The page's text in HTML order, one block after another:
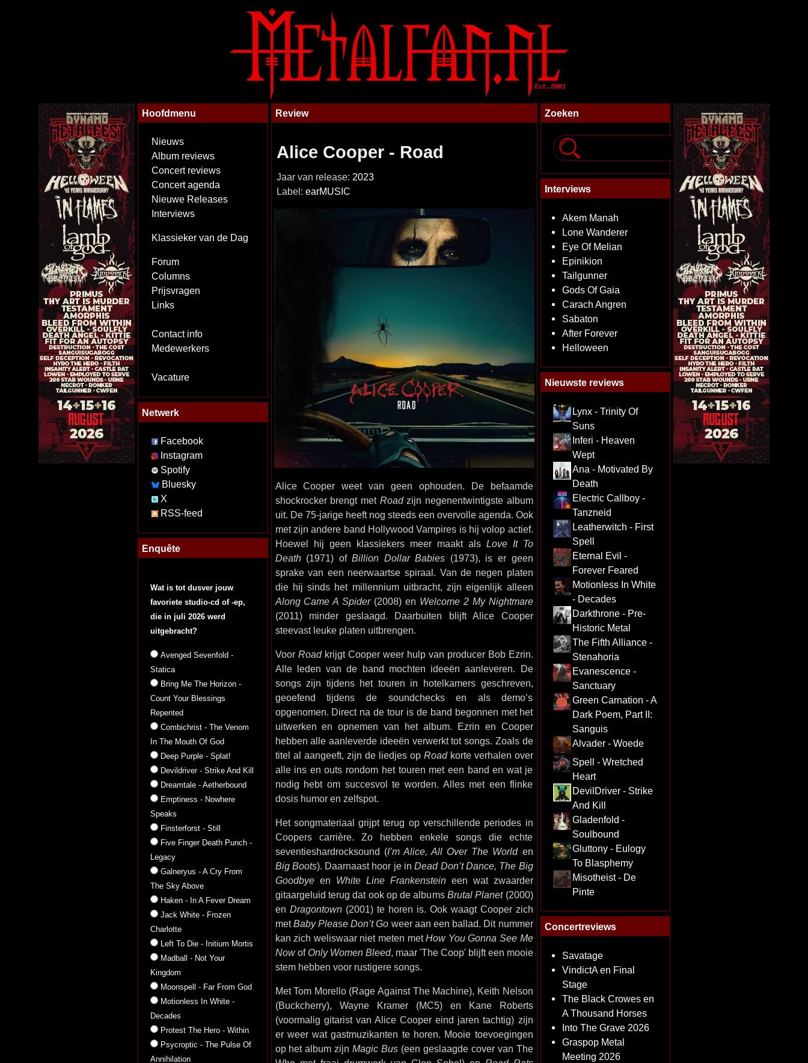
Hoofdmenu
Nieuws
Album reviews
Concert reviews
Concert agenda
Nieuwe Releases
Interviews
Klassieker van de Dag
Forum
Columns
Prijsvragen
Links
Contact info
Medewerkers
Vacature
Netwerk
Facebook
Instagram
Spotify
Bluesky
X
RSS-feed
Enquête
Wat is tot dusver jouw
favoriete studio-cd of -ep,
die in juli 2026 werd
uitgebracht?
Avenged Sevenfold -
Statica
Bring Me The Horizon -
Count Your Blessings
Repented
Combichrist - The Venom
In The Mouth Of God
Deep Purple - Splat!
Devildriver - Strike And Kill
Dreamtale - Aetherbound
Emptiness - Nowhere
Speaks
Finsterforst - Still
Five Finger Death Punch -
Legacy
Galneryus - A Cry From
The Sky Above
Haken - In A Fever Dream
Jack White - Frozen
Charlotte
Left To Die - Initium Mortis
Madball - Not Your
Kingdom
Moonspell - Far From God
Motionless In White -
Decades
Protest The Hero - Within
Psycroptic - The Pulse Of
Annihilation
Review
Alice Cooper - Road
Jaar van release: 2023
Label: earMUSIC
Alice Cooper weet van geen ophouden. De befaamde
shockrocker brengt met Roadzijn negenentwintigste album
uit. De 75-jarige heeft nog steeds een overvolle agenda. Ook
met zijn andere band Hollywood Vampires is hij volop actief.
Hoewel hij geen klassiekers meer maakt als Love It To
Death(1971) ofBillion Dollar Babies (1973), is er geen
sprake van een neerwaartse spiraal. Van de negen platen
die hij sinds het millennium uitbracht, zijn eigenlijk alleen
Along Came A Spider(2008) en Welcome 2 My Nightmare
(2011) minder geslaagd. Daarbuiten blijft Alice Cooper
steevast leuke platen uitbrengen.
Voor Roadkrijgt Cooper weer hulp van producer Bob Ezrin.
Alle leden van de band mochten ideeën aanleveren. De
songs zijn tijdens het touren in hotelkamers geschreven,
geoefend tijdens de soundchecks en als demo’s
opgenomen. Direct na de tour is de band begonnen met het
uitwerken en opnemen van het album. Ezrin en Cooper
hebben alle aanleverde ideeën verwerkt tot songs. Zoals de
titel al aangeeft, zijn de liedjes op Roadkorte verhalen over
alle ins en outs rondom het touren met een band en wat je
nodig hebt om succesvol te worden. Alles met een flinke
dosis humor en zelfspot.
Het songmateriaal grijpt terug op verschillende periodes in
Coopers carrière. Zo hebben enkele songs die echte
seventieshardrocksound (I’m Alice, All Over The Worlden
Big Boots). Daarnaast hoor je inDead Don’t Dance, The Big
Goodbyeen White Line Frankensteineen wat zwaarder
gitaargeluid terug dat ook op de albums Brutal Planet(2000)
en Dragontown(2001) te horen is. Ook waagt Cooper zich
metBaby Please Don’t Go weer aan een ballad. Dit nummer
kan zich weliswaar niet meten metHow You Gonna See Me
Nowof Only Women Bleed, maar 'The Coop' blijft een mooie
stem hebben voor rustigere songs.
Met Tom Morello (Rage Against The Machine), Keith Nelson
(Buckcherry), Wayne Kramer (MC5) en Kane Roberts
(voormalig gitarist van Alice Cooper eind jaren tachtig) zijn
er weer wat gastmuzikanten te horen. Mooie toevoegingen
op het album zijnMagic Bus (een geslaagde cover van The
Zoeken
Interviews
Akem Manah
Lone Wanderer
Eye Of Melian
Epinikion
Tailgunner
Gods Of Gaia
Carach Angren
Sabaton
After Forever
Helloween
Nieuwste reviews
Lynx - Trinity Of
Suns
Inferi - Heaven
Wept
Ana - Motivated By
Death
Electric Callboy -
Tanzneid
Leatherwitch - First
Spell
Eternal Evil -
Forever Feared
Motionless In White
- Decades
Darkthrone - Pre-
Historic Metal
The Fifth Alliance -
Stenahoria
Evanescence -
Sanctuary
Green Carnation - A
Dark Poem, Part II:
Sanguis
Alvader - Woede
Spell - Wretched
Heart
DevilDriver - Strike
And Kill
Gladenfold -
Soulbound
Gluttony - Eulogy
To Blasphemy
Misotheist - De
Pinte
Concertreviews
Savatage
VindictA en Final
Stage
The Black Crowes en
A Thousand Horses
Into The Grave 2026
Graspop Metal
Meeting 2026